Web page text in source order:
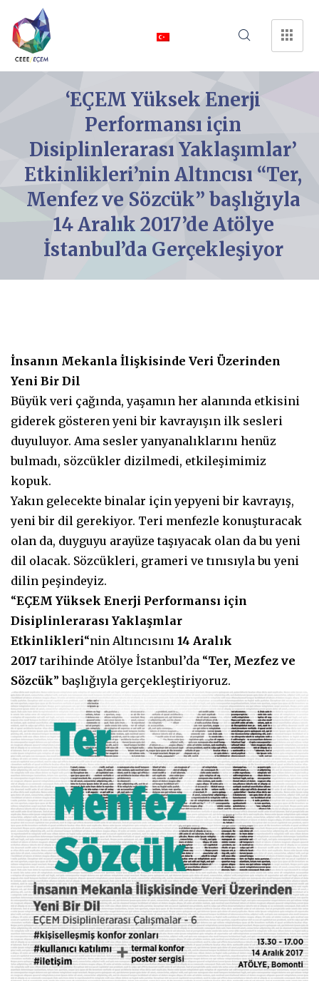
‘EÇEM Yüksek Enerji
Performansı için
Disiplinlerarası Yaklaşımlar’
Etkinlikleri’nin Altıncısı “Ter,
Menfez ve Sözcük” başlığıyla
14 Aralık 2017’de Atölye
İstanbul’da Gerçekleşiyor
İnsanın Mekanla İlişkisinde Veri Üzerinden
Yeni Bir Dil
Büyük veri çağında, yaşamın her alanında etkisini
giderek gösteren yeni bir kavrayışın ilk sesleri
duyuluyor. Ama sesler yanyanalıklarını henüz
bulmadı, sözcükler dizilmedi, etkileşimimiz
kopuk.
Yakın gelecekte binalar için yepyeni bir kavrayış,
yeni bir dil gerekiyor. Teri menfezle konuşturacak
olan da, duyguyu arayüze taşıyacak olan da bu yeni
dil olacak. Sözcükleri, grameri ve tınısıyla bu yeni
dilin peşindeyiz.
“EÇEM Yüksek Enerji Performansı için
Disiplinlerarası Yaklaşmlar
Etkinlikleri“nin Altıncısını 14 Aralık
2017 tarihinde Atölye İstanbul’da “Ter, Mezfez ve
Sözcük” başlığıyla gerçekleştiriyoruz.